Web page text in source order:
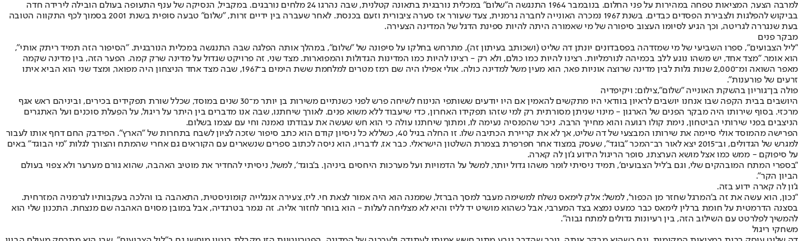
למרבה הצער, המציאות טפחה במהירות על פני החלום. בנובמבר 1964 התנגשה ה"שלום" במכלית נורבגית בתאונה קטלנית, שבה נהרגו 24 מלחים נורבגים. במקביל, הנסיקה של ענף התעופה בעולם הובילה לירידה חדה
בביקוש להפלגות ולצבירת הפסדים כבדים. בשנת 1967 נמכרה האונייה לחברה גרמנית, צעד שעורר אז סערה ציבורית וזעם בכנסת. לאחר שעברה בין ידיים זרות, "שלום" טבעה סופית בשנת 2001 בסמוך לכף התקווה הטובה
בעת שנגררה לגריטה, וכך הגיע לסיומו העצוב סיפורה של מי שאמורה היתה להיות ספינת הדגל של המדינה הצעירה.
מבקר פנים
"ליל הצבועים", ספרו השביעי של מי שמזדהה בפסבדונים יונתן דה שליט (ושכותב בעיתון זה), מתרחש בחלקו על סיפונה של "שלום", במהלך אותה הפלגה שבה התנגשה במכלית הנורבגית. "הסיפור הזה תמיד ריתק אותי",
הוא אומר. "מצד אחד, יש משהו נוגע ללב בכמיהה לנורמליות. רצינו להיות כמו כולם, ולא רק - רצינו להיות כמו המדינות הגדולות והמפוארות. מצד שני, זה פרויקט שגדול על מדינה שרק קמה. הפער הזה, בין מדינה שקמה
מאפר השואה ומ־2,000 שנות גלות לבין מדינה שרוצה אוניות פאר, הוא מעין משל למדינה כולה. אולי אפילו היה שם רמז מטרים למלחמת ששת הימים ב־1967, שבה מצד אחד הניצחון היה מפואר, ומצד שני הוא הביא איתו
זרעים של פורענות".
פולה בן־גוריון בהשקת האונייה "שלום",צילום: ויקיפדיה
היושבים בבית הקפה שבו אנחנו יושבים לראיון בוודאי היו מתקשים להאמין אם היו יודעים ששותפי הנינוח לשיחה פרש לפני כשנתיים משירות בן יותר מ־30 שנים במוסד, שכלל שורת תפקידים בכירים, וביניהם ראש אגף
מרכזי. בסוף שירותו היה מבקר הפנים של הארגון - מינוי שניתן מסורתית רק למי שזהו תפקידו האחרון, כדי שיעבוד ללא משוא פנים. לאורך שיחתנו, שבה אנו מדברים בין היתר על ריגול, על הפעלת סוכנים ועל האתגרים
הניצבים בפני שירותי הביטחון, נימת קולו רגועה והוא מחייך הרבה. ניכר שהפנסיה נעימה לו, ומתוך שיחתנו עולה כי הוא חש שעשה את עבודתו נאמנה וחי עם עצמו בשלום.
הפרישה מהמוסד אולי סיימה את שירותו המבצעי של דה שליט, אך לא את קריירת הכתיבה שלו. זו החלה בגיל 40, כשללא כל ניסיון קודם הוא כתב סיפור שזכה לציון לשבח בתחרות של "הארץ". הפידבק החם דחף אותו לעבור
למגרש של הגדולים, וב־2015 יצא לאור רב־המכר "בוגד", שעסק במצוד אחר חפרפרת בצמרת השלטון הישראלי. כבר אז, לדבריו, הוא ניסה לכתוב ספרים שנשארים עם הקוראים גם אחרי שהמתח והצורך לגלות "מי הבוגד" באים
על סיפוקם - ממש כמו אצל מושא הערצתו, סופר הריגול הידוע ג'ון לה קארה.
"בספרי המתח המובהקים שלי, וגם ב'ליל הצבועים', תמיד ניסיתי לומר משהו גדול יותר, למשל על הדמויות ועל מערכות היחסים ביניהן. ב'בוגד', למשל, ניסיתי להחדיר את מוטיב האהבה, שהוא גורם מערער ולא צפוי בעולם
הביון הקר".
ג'ון לה קארה ידוע בזה.
"נכון, הוא עשה את זה ב'המרגל שחזר מן הכפור', למשל: אלק לימאס נשלח למשימה מעבר למסך הברזל, שממנה הוא היה אמור לצאת חי. ליז, צעירה אנגלייה קומוניסטית, התאהבה בו והלכה בעקבותיו לגרמניה המזרחית.
בסצנה הדרמטית על חומת ברלין לימאס כבר כמעט נמצא בצד המערבי, אבל כשהוא מושיט יד לליז והיא לא מצליחה לעלות - הוא בוחר לחזור אליה. זה נגמר בטרגדיה, אבל במובן מסוים האהבה שם מנצחת. התכנון שלי הוא
להמשיך לפלרטט עם השילוב הזה, בין רעיונות גדולים למתח גבוה".
משחקי ריגול